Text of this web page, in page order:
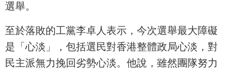
選舉。
至於落敗的工黨李卓人表示，今次選舉最大障礙
是「心淡」，包括選民對香港整體政局心淡，對
民主派無力挽回劣勢心淡。他說，雖然團隊努力